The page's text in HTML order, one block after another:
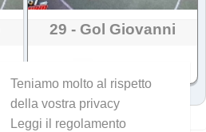
29 - Gol Giovanni
Teniamo molto al rispetto
della vostra privacy
Leggi il regolamento